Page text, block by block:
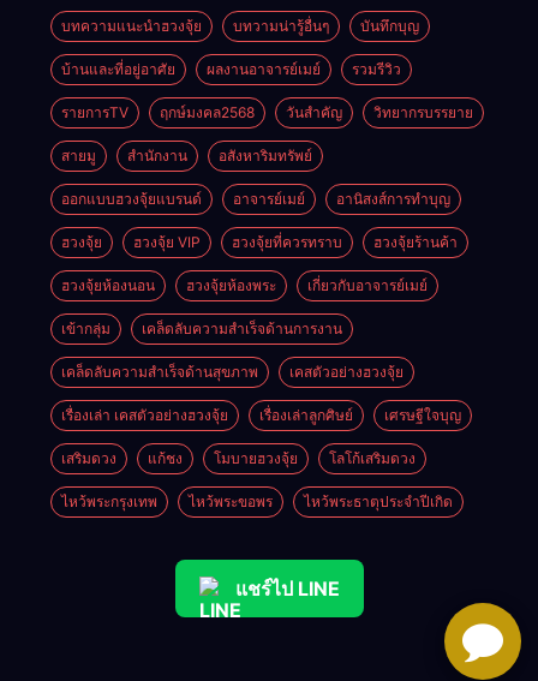
บทความแนะนำฮวงจุ้ย บทวามน่ารู้อื่นๆ บันทึกบุญ
บ้านและที่อยู่อาศัย ผลงานอาจารย์เมย์ รวมรีวิว
รายการTV ฤกษ์มงคล2568 วันสำคัญ วิทยากรบรรยาย
สายมู สำนักงาน อสังหาริมทรัพย์
ออกแบบฮวงจุ้ยแบรนด์ อาจารย์เมย์ อานิสงส์การทำบุญ
ฮวงจุ้ย ฮวงจุ้ย VIP ฮวงจุ้ยที่ควรทราบ ฮวงจุ้ยร้านค้า
ฮวงจุ้ยห้องนอน ฮวงจุ้ยห้องพระ เกี่ยวกับอาจารย์เมย์
เข้ากลุ่ม เคล็ดลับความสำเร็จด้านการงาน
เคล็ดลับความสำเร็จด้านสุขภาพ เคสตัวอย่างฮวงจุ้ย
เรื่องเล่า เคสตัวอย่างฮวงจุ้ย เรื่องเล่าลูกศิษย์ เศรษฐีใจบุญ
เสริมดวง แก้ชง โมบายฮวงจุ้ย โลโก้เสริมดวง
ไหว้พระกรุงเทพ ไหว้พระขอพร ไหว้พระธาตุประจําปีเกิด
แชร์ไป LINE